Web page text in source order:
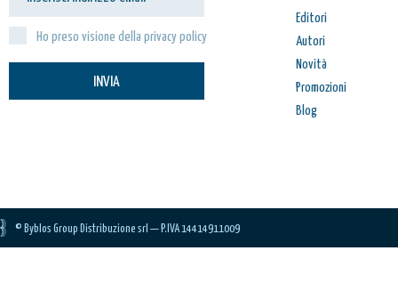
Ho preso visione della privacy policy
INVIA
Editori
Autori
Novità
Promozioni
Blog
© Byblos Group Distribuzione srl — P.IVA 14414911009